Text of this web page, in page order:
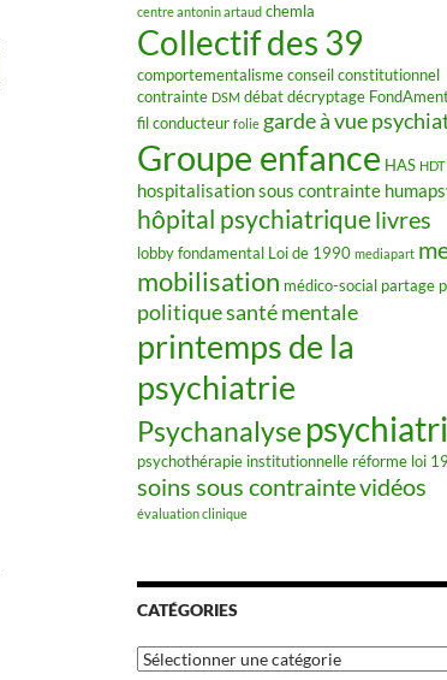
centre antonin artaud chemla
Collectif des 39
comportementalismeconseil constitutionnel
contrainte DSM débatdécryptage
fil conducteur folie garde à vue
Groupe enfance HAS HDT
hospitalisation sous contrainte
hôpital psychiatriquelivres
lobby fondamental Loi de 1990 mediapart
mobilisation médico-social partage
politique santé mentale
printemps de la
psychiatrie
Psychanalyse
psychothérapie institutionnelle réforme loi
soins sous contraintevidéos
évaluation clinique
CATÉGORIES
Catégories